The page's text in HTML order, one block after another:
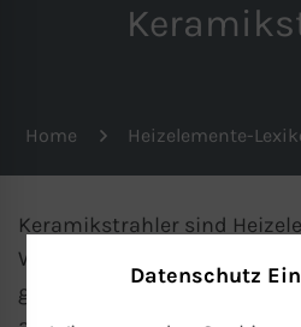
Home Heizelemente-
Keramikstrahler sind
Widerstandsdraht
gebrannt ist. Der
Datenschutz